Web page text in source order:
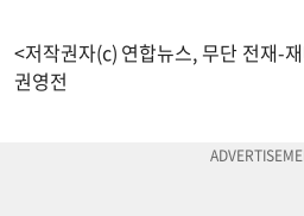
<저작권자(c) 연합뉴스, 무단 전재-
권영전